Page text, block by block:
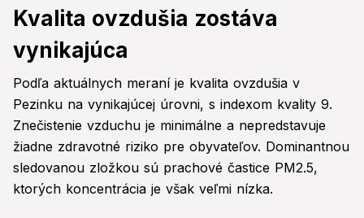
Kvalita ovzdušia zostáva
vynikajúca
Podľa aktuálnych meraní je kvalita ovzdušia v
Pezinku na vynikajúcej úrovni, s indexom kvality 9.
Znečistenie vzduchu je minimálne a nepredstavuje
žiadne zdravotné riziko pre obyvateľov. Dominantnou
sledovanou zložkou sú prachové častice PM2.5,
ktorých koncentrácia je však veľmi nízka.